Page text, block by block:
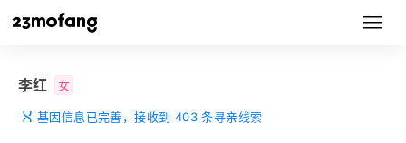
李红 女
基因信息已完善，接收到 403 条寻亲线索